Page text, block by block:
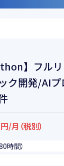
】フル
ク開発/AI
円/月（税別）
時間）